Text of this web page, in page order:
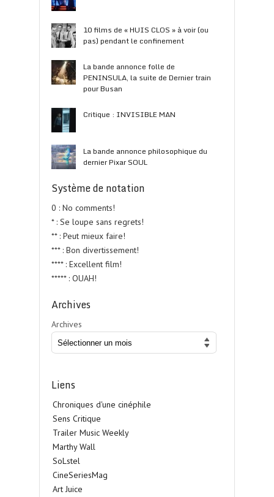
10 films de « HUIS CLOS » à voir (ou
pas) pendant le confinement
La bande annonce folle de
PENINSULA, la suite de Dernier train
pour Busan
Critique : INVISIBLE MAN
La bande annonce philosophique du
dernier Pixar SOUL
Système de notation
0 : No comments!
* : Se loupe sans regrets!
** : Peut mieux faire!
*** : Bon divertissement!
**** : Excellent film!
***** : OUAH!
Archives
Archives
Liens
Chroniques d'une cinéphile
Sens Critique
Trailer Music Weekly
Marthy Wall
SoLstel
CineSeriesMag
Art Juice